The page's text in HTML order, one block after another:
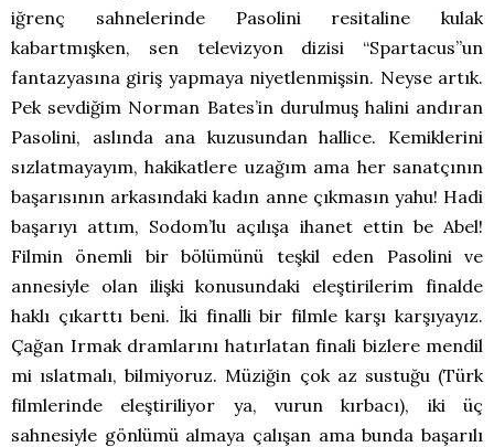
iğrenç sahnelerinde Pasolini resitaline kulak
kabartmışken, sen televizyon dizisi “Spartacus”un
fantazyasına giriş yapmaya niyetlenmişsin. Neyse artık.
Pek sevdiğim Norman Bates’in durulmuş halini andıran
Pasolini, aslında ana kuzusundan hallice. Kemiklerini
sızlatmayayım, hakikatlere uzağım ama her sanatçının
başarısının arkasındaki kadın anne çıkmasın yahu! Hadi
başarıyı attım, Sodom’lu açılışa ihanet ettin be Abel!
Filmin önemli bir bölümünü teşkil eden Pasolini ve
annesiyle olan ilişki konusundaki eleştirilerim finalde
haklı çıkarttı beni. İki finalli bir filmle karşı karşıyayız.
Çağan Irmak dramlarını hatırlatan finali bizlere mendil
mi ıslatmalı, bilmiyoruz. Müziğin çok az sustuğu (Türk
filmlerinde eleştiriliyor ya, vurun kırbacı), iki üç
sahnesiyle gönlümü almaya çalışan ama bunda başarılı